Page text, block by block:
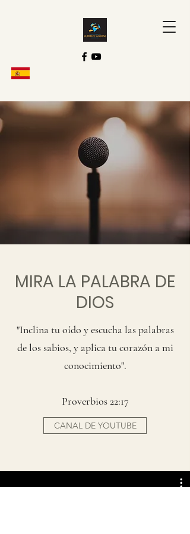
MIRA LA PALABRA DE
DIOS
"Inclina tu oído y escucha las palabras
de los sabios, y aplica tu corazón a mi
conocimiento".
Proverbios 22:17
CANAL DE YOUTUBE